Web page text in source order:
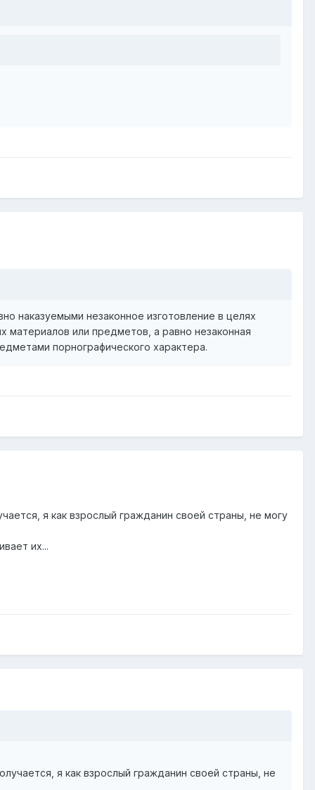
наказуемыми незаконное изготовление в целях
материалов или предметов, а равно незаконная
порнографического характера.
я как взрослый гражданин своей страны, не могу
их...
я как взрослый гражданин своей страны, не